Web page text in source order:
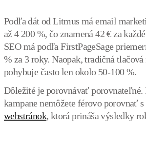
Podľa dát od Litmus má email
až 4 200 %, čo znamená 42 € za
SEO má podľa FirstPageSage
% za 3 roky. Naopak, tradičná tlačová
pohybuje často len okolo 50-100 %.
Dôležité je porovnávať porovnateľné.
kampane nemôžete férovo porovnať
webstránok, ktorá prináša výsledky